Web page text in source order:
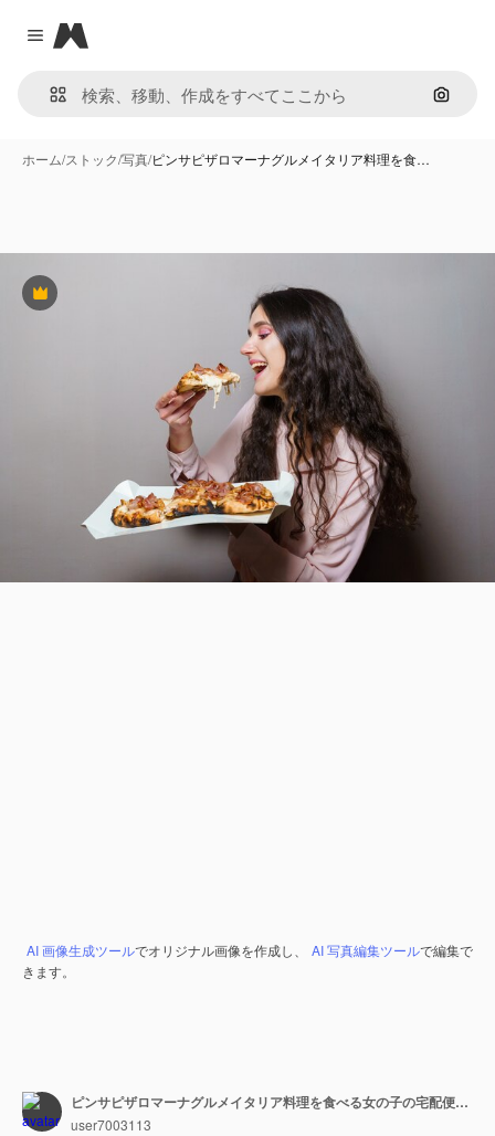
Close menu
Magnific
画像で
ホーム/ストック/写真/ピンサピザロマーナグルメイタリア料理を食…
Premium
AI 画像生成ツールでオリジナル画像を作成し、 AI 写真編集ツールで編集で
きます。
ピンサピザロマーナグルメイタリア料理を食べる女の子の宅配便。 scrocchiarellaの伝統的な料理を持っています。肉、ルッコラ、オリーブ、チーズとピンサ。
user7003113